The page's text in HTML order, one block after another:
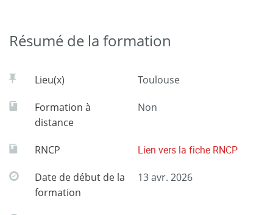
Résumé de la formation
Lieu(x) Toulouse
Formation à
distance
Non
RNCP Lien vers la fiche RNCP
Date de début de la
formation
13 avr. 2026